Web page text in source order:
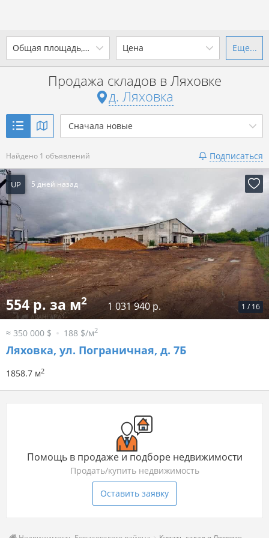
Общая площадь, м
до
Показать 1 объявление
Цена
от до
р. за м
Показать 1 объявление
Еще...
Продажа складов в Ляховке
д. Ляховка
Сначала новые
Найдено 1 объявлений Подписаться
UP 5 дней назад
1 / 16
554 р. за м2 1 031 940 р.
≈ 350 000 $ 188 $/м2
Ляховка, ул. Пограничная, д. 7Б
1858.7 м2
Помощь в продаже и подборе недвижимости
Продать/купить недвижимость
Оставить заявку
Ваш город -д. Ляховка?
Выбрать город